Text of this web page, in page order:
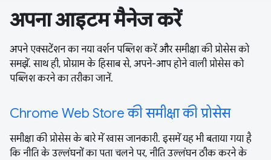
अपना आइटम मैनेज करें
अपने एक्सटेंशन का नया वर्शन पब्लिश करें और समीक्षा की प्रोसेस को
समझें. साथ ही, प्रोग्राम के हिसाब से, अपने-आप होने वाली प्रोसेस को
पब्लिश करने का तरीका जानें.
Chrome Web Store की समीक्षा की प्रोसेस
समीक्षा की प्रोसेस के बारे में खास जानकारी. इसमें यह भी बताया गया है
कि नीति के उल्लंघनों का पता चलने पर, नीति उल्लंघन ठीक करने के